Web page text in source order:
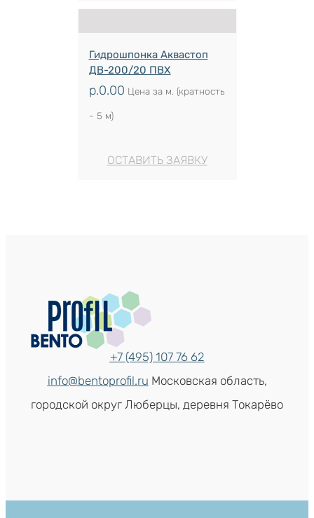
Гидрошпонка Аквастоп
ДВ-200/20 ПВХ
р.0.00 Цена за м. (кратность
- 5 м)
ОСТАВИТЬ ЗАЯВКУ
+7 (495) 107 76 62
info@bentoprofil.ru Московская область,
городской округ Люберцы, деревня Токарёво